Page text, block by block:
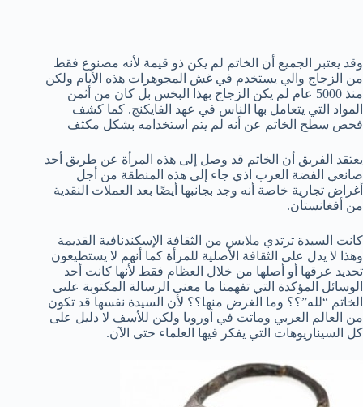
وقد يعتبر الجميع أن الخاتم لم يكن ذو قيمة لأنه مصنوع فقط
من الزجاج والي يستخدم في غش المجوهرات هذه الأيام ولكن
منذ 5000 عام لم يكن الزجاج بهذا البخس بل كان من أثمن
المواد التي يتعامل بها الناس في عهد الفايكنج. كما كشف
فحص سطح الخاتم عن أنه لم يتم استخدامه بشكل مكثف
يعتقد الفريق أن الخاتم قد وصل إلى هذه المرأة عن طريق أحد
صانعي الفضة العرب اذي جاء إلى هذه المنطقة من أجل
أغراض تجارية خاصة أنه وجد بجانبها أيضًا بعد العملات النقدية
من أفغانستان.
كانت السيدة ترتدي ملابس من الثقافة الإسكندنافية القديمة
وهذا لا يدل على الثقافة الأصلية للمرأة كما أنهم لا يستطيعون
تحديد عرقها أو أصلها من خلال العظام فقط لأنها كانت أحد
الوسائل المؤكدة التي تفهمنا ما معنى الرسالة المكتوبة علىى
الخاتم “لله”؟؟ وما الغرض منها؟؟ لأن السيدة نفسها قد تكون
من العالم العربي وماتت في أوروبا ولكن للأسف لا دليل على
كل السيناريوهات التي يفكر فيها العلماء حتى الآن.